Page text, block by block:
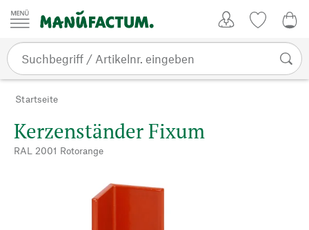
Zum Inhalt springen
Startseite
Kerzenständer Fixum
RAL 2001 Rotorange